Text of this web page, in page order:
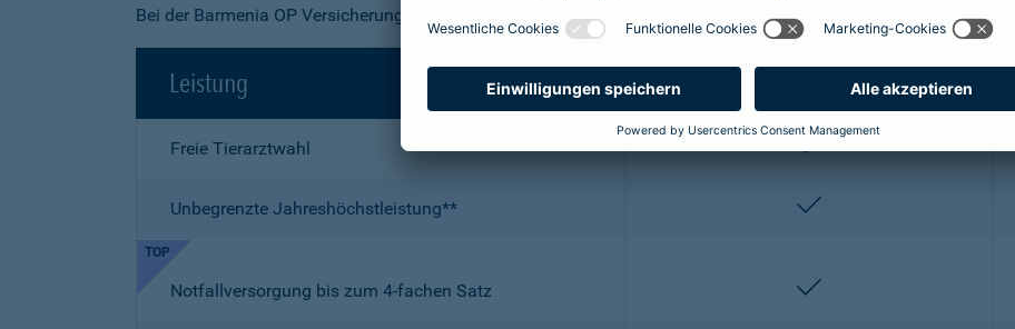
Bei der Barmenia OP Versicherung für Ihre Katze profitieren Sie von folgenden Leistungen:
Leistung Premium*
Freie Tierarztwahl enthalten
Unbegrenzte Jahreshöchstleistung** enthalten
Notfallversorgung bis zum 4-fachen Satz
TOP
enthalten